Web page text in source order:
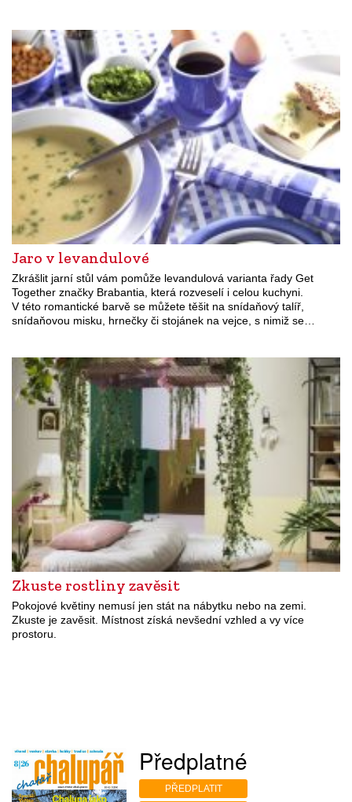
Jaro v levandulové
Zkrášlit jarní stůl vám pomůže levandulová varianta řady Get
Together značky Brabantia, která rozveselí i celou kuchyni.
V této romantické barvě se můžete těšit na snídaňový talíř,
snídaňovou misku, hrnečky či stojánek na vejce, s nimiž se…
Zkuste rostliny zavěsit
Pokojové květiny nemusí jen stát na nábytku nebo na zemi.
Zkuste je zavěsit. Místnost získá nevšední vzhled a vy více
prostoru.
Předplatné
PŘEDPLATIT